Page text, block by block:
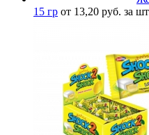
15 гр от 13,20 руб. за